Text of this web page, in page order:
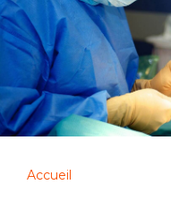
Accueil